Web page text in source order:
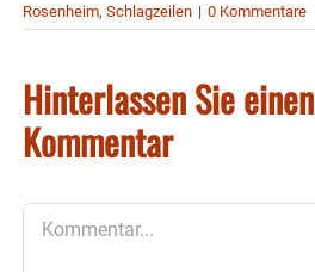
Rosenheim, Schlagzeilen | 0 Kommentare
Hinterlassen Sie einen
Kommentar